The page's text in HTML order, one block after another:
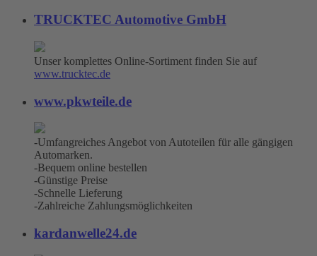
TRUCKTEC Automotive GmbH
Unser komplettes Online-Sortiment finden Sie auf
www.trucktec.de
www.pkwteile.de
-Umfangreiches Angebot von Autoteilen für alle gängigen
Automarken.
-Bequem online bestellen
-Günstige Preise
-Schnelle Lieferung
-Zahlreiche Zahlungsmöglichkeiten
kardanwelle24.de